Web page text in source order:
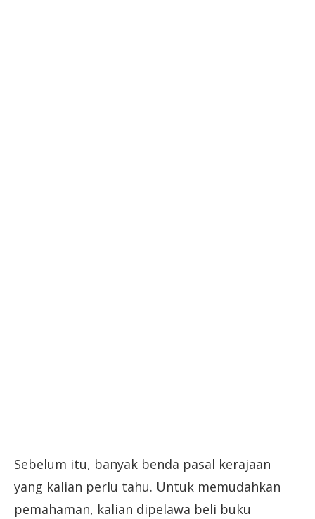
Sebelum itu, banyak benda pasal kerajaan
yang kalian perlu tahu. Untuk memudahkan
pemahaman, kalian dipelawa beli buku